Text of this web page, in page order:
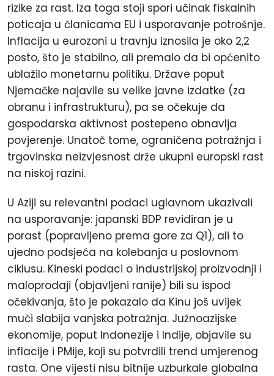
rizike za rast. Iza toga stoji spori učinak fiskalnih
poticaja u članicama EU i usporavanje potrošnje.
Inflacija u eurozoni u travnju iznosila je oko 2,2
posto, što je stabilno, ali premalo da bi općenito
ublažilo monetarnu politiku. Države poput
Njemačke najavile su velike javne izdatke (za
obranu i infrastrukturu), pa se očekuje da
gospodarska aktivnost postepeno obnavlja
povjerenje. Unatoč tome, ograničena potražnja i
trgovinska neizvjesnost drže ukupni europski rast
na niskoj razini.
U Aziji su relevantni podaci uglavnom ukazivali
na usporavanje: japanski BDP revidiran je u
porast (popravljeno prema gore za Q1), ali to
ujedno podsjeća na kolebanja u poslovnom
ciklusu. Kineski podaci o industrijskoj proizvodnji i
maloprodaji (objavljeni ranije) bili su ispod
očekivanja, što je pokazalo da Kinu još uvijek
muči slabija vanjska potražnja. Južnoazijske
ekonomije, poput Indonezije i Indije, objavile su
inflacije i PMije, koji su potvrdili trend umjerenog
rasta. One vijesti nisu bitnije uzburkale globalna